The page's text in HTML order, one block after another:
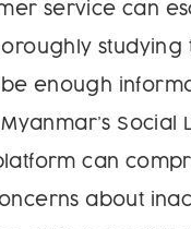
service can
studying
enough
Social
can
about